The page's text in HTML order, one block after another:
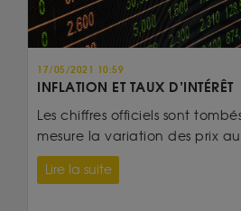
17/05/2021 10:59
INFLATION ET TAUX D’INTÉRÊT
Les chiffres officiels sont
mesure la variation des prix
Lire la suite